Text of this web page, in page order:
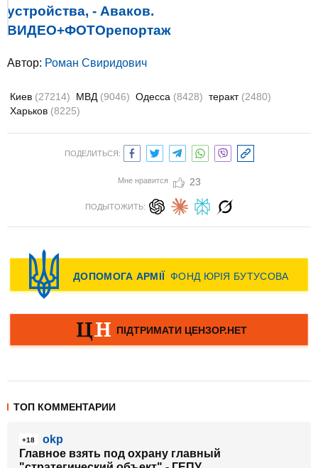
устройства, - Аваков.
ВИДЕО+ФОТОрепортаж
Автор: Роман Свиридович
Киев (27214) МВД (9046) Одесса (8428) теракт (2480)
Харьков (8225)
ПОДЕЛИТЬСЯ:
Мне нравится 23
ПОДЫТОЖИТЬ:
ТОП КОММЕНТАРИИ
+18
okp
Главное взять под охрану главный